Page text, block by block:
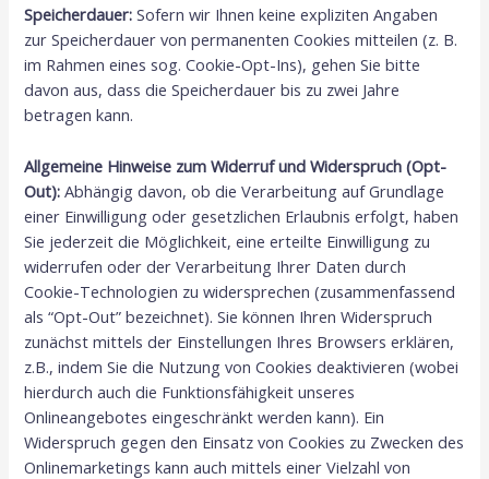
Speicherdauer:Sofern wir Ihnen keine expliziten Angaben
zur Speicherdauer von permanenten Cookies mitteilen (z. B.
im Rahmen eines sog. Cookie-Opt-Ins), gehen Sie bitte
davon aus, dass die Speicherdauer bis zu zwei Jahre
betragen kann.
Allgemeine Hinweise zum Widerruf und Widerspruch (Opt-
Out):Abhängig davon, ob die Verarbeitung auf Grundlage
einer Einwilligung oder gesetzlichen Erlaubnis erfolgt, haben
Sie jederzeit die Möglichkeit, eine erteilte Einwilligung zu
widerrufen oder der Verarbeitung Ihrer Daten durch
Cookie-Technologien zu widersprechen (zusammenfassend
als “Opt-Out” bezeichnet). Sie können Ihren Widerspruch
zunächst mittels der Einstellungen Ihres Browsers erklären,
z.B., indem Sie die Nutzung von Cookies deaktivieren (wobei
hierdurch auch die Funktionsfähigkeit unseres
Onlineangebotes eingeschränkt werden kann). Ein
Widerspruch gegen den Einsatz von Cookies zu Zwecken des
Onlinemarketings kann auch mittels einer Vielzahl von